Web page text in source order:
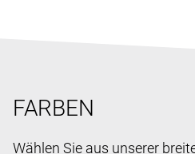
FARBEN
Wählen Sie aus unserer